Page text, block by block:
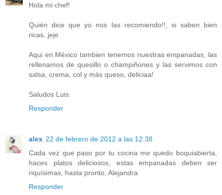
Hola mi chef!
Quién dice que yo nos las recomiendo!!, si saben bien
ricas, jeje
Aqui en México tambien tenemos nuestras empanadas, las
rellenamos de quesillo o champiñones y las servimos con
salsa, crema, col y más queso, deliciaa!
Saludos Luis
Responder
alex 22 de febrero de 2012 a las 12:38
Cada vez que paso por tu cocina me quedo boquiabierta,
haces platos deliciosos, estas empanadas deben ser
riquísimas, hasta pronto, Alejandra
Responder